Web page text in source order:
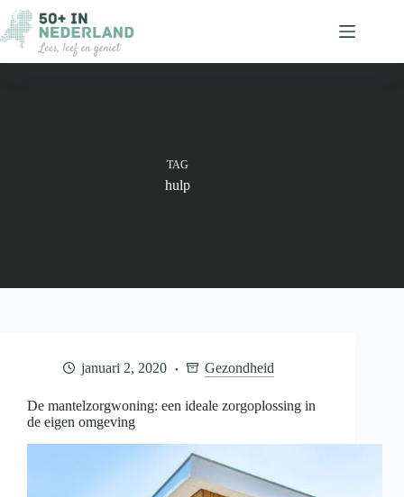
naar
de
inhoud
TAG
hulp
januari 2, 2020 Gezondheid
De mantelzorgwoning: een ideale zorgoplossing in
de eigen omgeving